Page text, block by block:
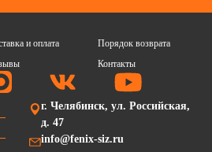
и оплата
Порядок возврата
Контакты
г. Челябинск, ул. Российская,
д. 47
info@fenix-siz.ru